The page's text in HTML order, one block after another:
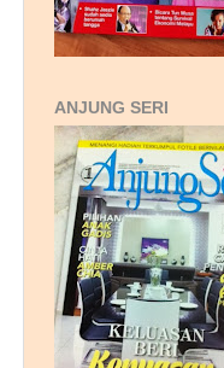
ANJUNG SERI